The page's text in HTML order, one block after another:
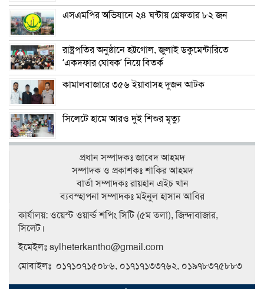
এসএমপির অভিযানে ২৪ ঘন্টায় গ্রেফতার ৮২ জন
রাষ্ট্রপতির অনুষ্ঠানে হট্টগোল, জুলাই ডকুমেন্টারিতে
‘একদফার ঘোষক’ নিয়ে বিতর্ক
কামালবাজারে ৩৫৬ ইয়াবাসহ দুজন আটক
সিলেটে হামে আরও দুই শিশুর মৃত্যু
প্রধান সম্পাদকঃ জাবেদ আহমদ
সম্পাদক ও প্রকাশকঃ শাকির আহমদ
বার্তা সম্পাদকঃ রায়হান এইচ খান
ব‍্যবস্হাপনা সম্পাদকঃ মইনুল হাসান আবির
কার্যালয়: ওয়েস্ট ওয়ার্ল্ড শপিং সিটি (৫ম তলা), জিন্দাবাজার,
সিলেট।
ইমেইলঃ sylheterkantho@gmail.com
মোবাইলঃ ০১৭১০৭১৫০৮৬, ০১৭১৭১৩৩৭৬২, ০১৯৭৮৩৭৫৮৮৩